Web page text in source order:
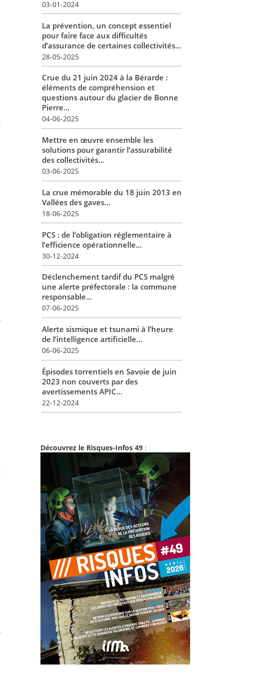
03-01-2024
La prévention, un concept essentiel
pour faire face aux difficultés
d’assurance de certaines collectivités...
28-05-2025
Crue du 21 juin 2024 à la Bérarde :
éléments de compréhension et
questions autour du glacier de Bonne
Pierre...
04-06-2025
Mettre en œuvre ensemble les
solutions pour garantir l’assurabilité
des collectivités...
03-06-2025
La crue mémorable du 18 juin 2013 en
Vallées des gaves...
18-06-2025
PCS : de l’obligation réglementaire à
l’efficience opérationnelle...
30-12-2024
Déclenchement tardif du PCS malgré
une alerte préfectorale : la commune
responsable...
07-06-2025
Alerte sismique et tsunami à l’heure
de l’intelligence artificielle...
06-06-2025
Épisodes torrentiels en Savoie de juin
2023 non couverts par des
avertissements APIC...
22-12-2024
Découvrez le Risques-Infos 49 :